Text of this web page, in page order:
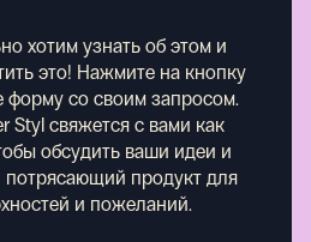
хотим узнать об этом и
это! Нажмите на кнопку
форму со своим запросом.
Styl свяжется с вами как
обсудить ваши идеи и
потрясающий продукт для
и пожеланий.